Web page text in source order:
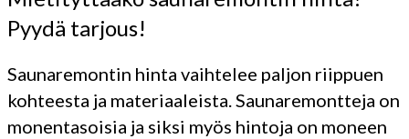
Pyydä tarjous!
Saunaremontin hinta vaihtelee paljon riippuen
kohteesta ja materiaaleista. Saunaremontteja on
monentasoisia ja siksi myös hintoja on moneen